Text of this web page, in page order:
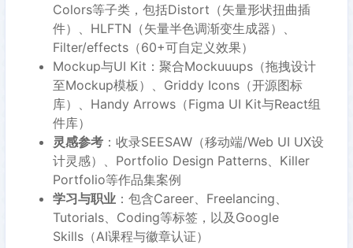
Colors等子类，包括Distort（矢量形状扭曲插
件）、HLFTN（矢量半色调渐变生成器）、
Filter/effects（60+可自定义效果）
Mockup与UI Kit：聚合Mockuuups（拖拽设计
至Mockup模板）、Griddy Icons（开源图标
库）、Handy Arrows（Figma UI Kit与React组
件库）
灵感参考 ：收录SEESAW（移动端/Web UI UX设
计灵感）、Portfolio Design Patterns、Killer
Portfolio等作品集案例
学习与职业 ：包含Career、Freelancing、
Tutorials、Coding等标签，以及Google
Skills（AI课程与徽章认证）